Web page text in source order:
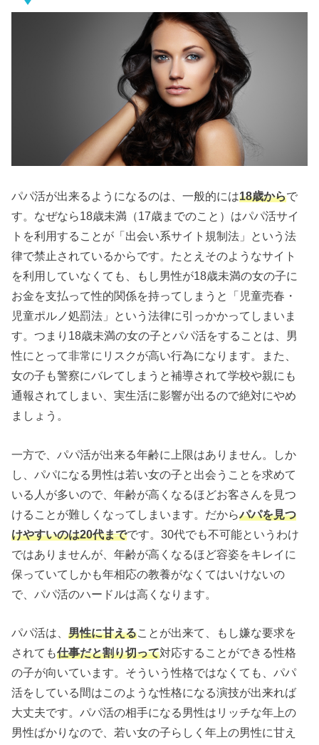
パパ活が出来るようになるのは、一般的には18歳からで
す。なぜなら18歳未満（17歳までのこと）はパパ活サイ
トを利用することが「出会い系サイト規制法」という法
律で禁止されているからです。たとえそのようなサイト
を利用していなくても、もし男性が18歳未満の女の子に
お金を支払って性的関係を持ってしまうと「児童売春・
児童ポルノ処罰法」という法律に引っかかってしまいま
す。つまり18歳未満の女の子とパパ活をすることは、男
性にとって非常にリスクが高い行為になります。また、
女の子も警察にバレてしまうと補導されて学校や親にも
通報されてしまい、実生活に影響が出るので絶対にやめ
ましょう。
一方で、パパ活が出来る年齢に上限はありません。しか
し、パパになる男性は若い女の子と出会うことを求めて
いる人が多いので、年齢が高くなるほどお客さんを見つ
けることが難しくなってしまいます。だからパパを見つ
けやすいのは20代までです。30代でも不可能というわけ
ではありませんが、年齢が高くなるほど容姿をキレイに
保っていてしかも年相応の教養がなくてはいけないの
で、パパ活のハードルは高くなります。
パパ活は、男性に甘えることが出来て、もし嫌な要求を
されても仕事だと割り切って対応することができる性格
の子が向いています。そういう性格ではなくても、パパ
活をしている間はこのような性格になる演技が出来れば
大丈夫です。パパ活の相手になる男性はリッチな年上の
男性ばかりなので、若い女の子らしく年上の男性に甘え